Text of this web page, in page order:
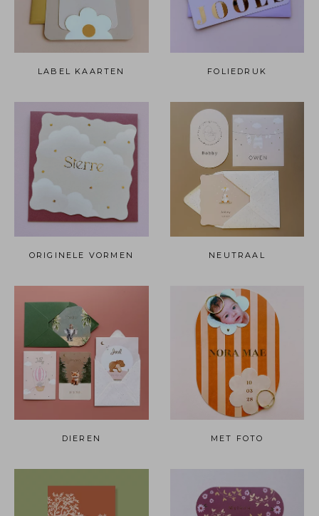
LABEL KAARTEN FOLIEDRUK
ORIGINELE VORMEN NEUTRAAL
DIEREN MET FOTO